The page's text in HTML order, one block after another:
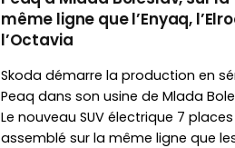
même ligne que l’Enyaq,
l’Octavia
Skoda démarre la production en
Peaq dans son usine de Mlada
Le nouveau SUV électrique 7
assemblé sur la même ligne que